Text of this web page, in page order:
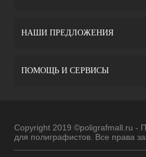
НАШИ ПРЕДЛОЖЕНИЯ
ПОМОЩЬ И СЕРВИСЫ
Copyright 2019 ©poligrafmall.ru -
для полиграфистов. Все права